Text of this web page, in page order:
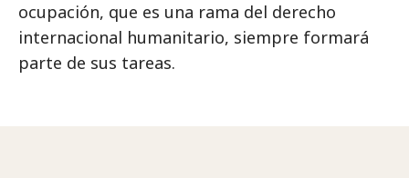
ocupación, que es una rama del derecho
internacional humanitario, siempre formará
parte de sus tareas.